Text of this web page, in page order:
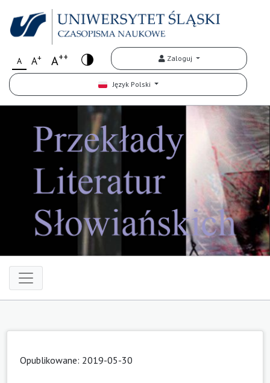
A A+ A++ Zaloguj
Język Polski
Opublikowane: 2019-05-30